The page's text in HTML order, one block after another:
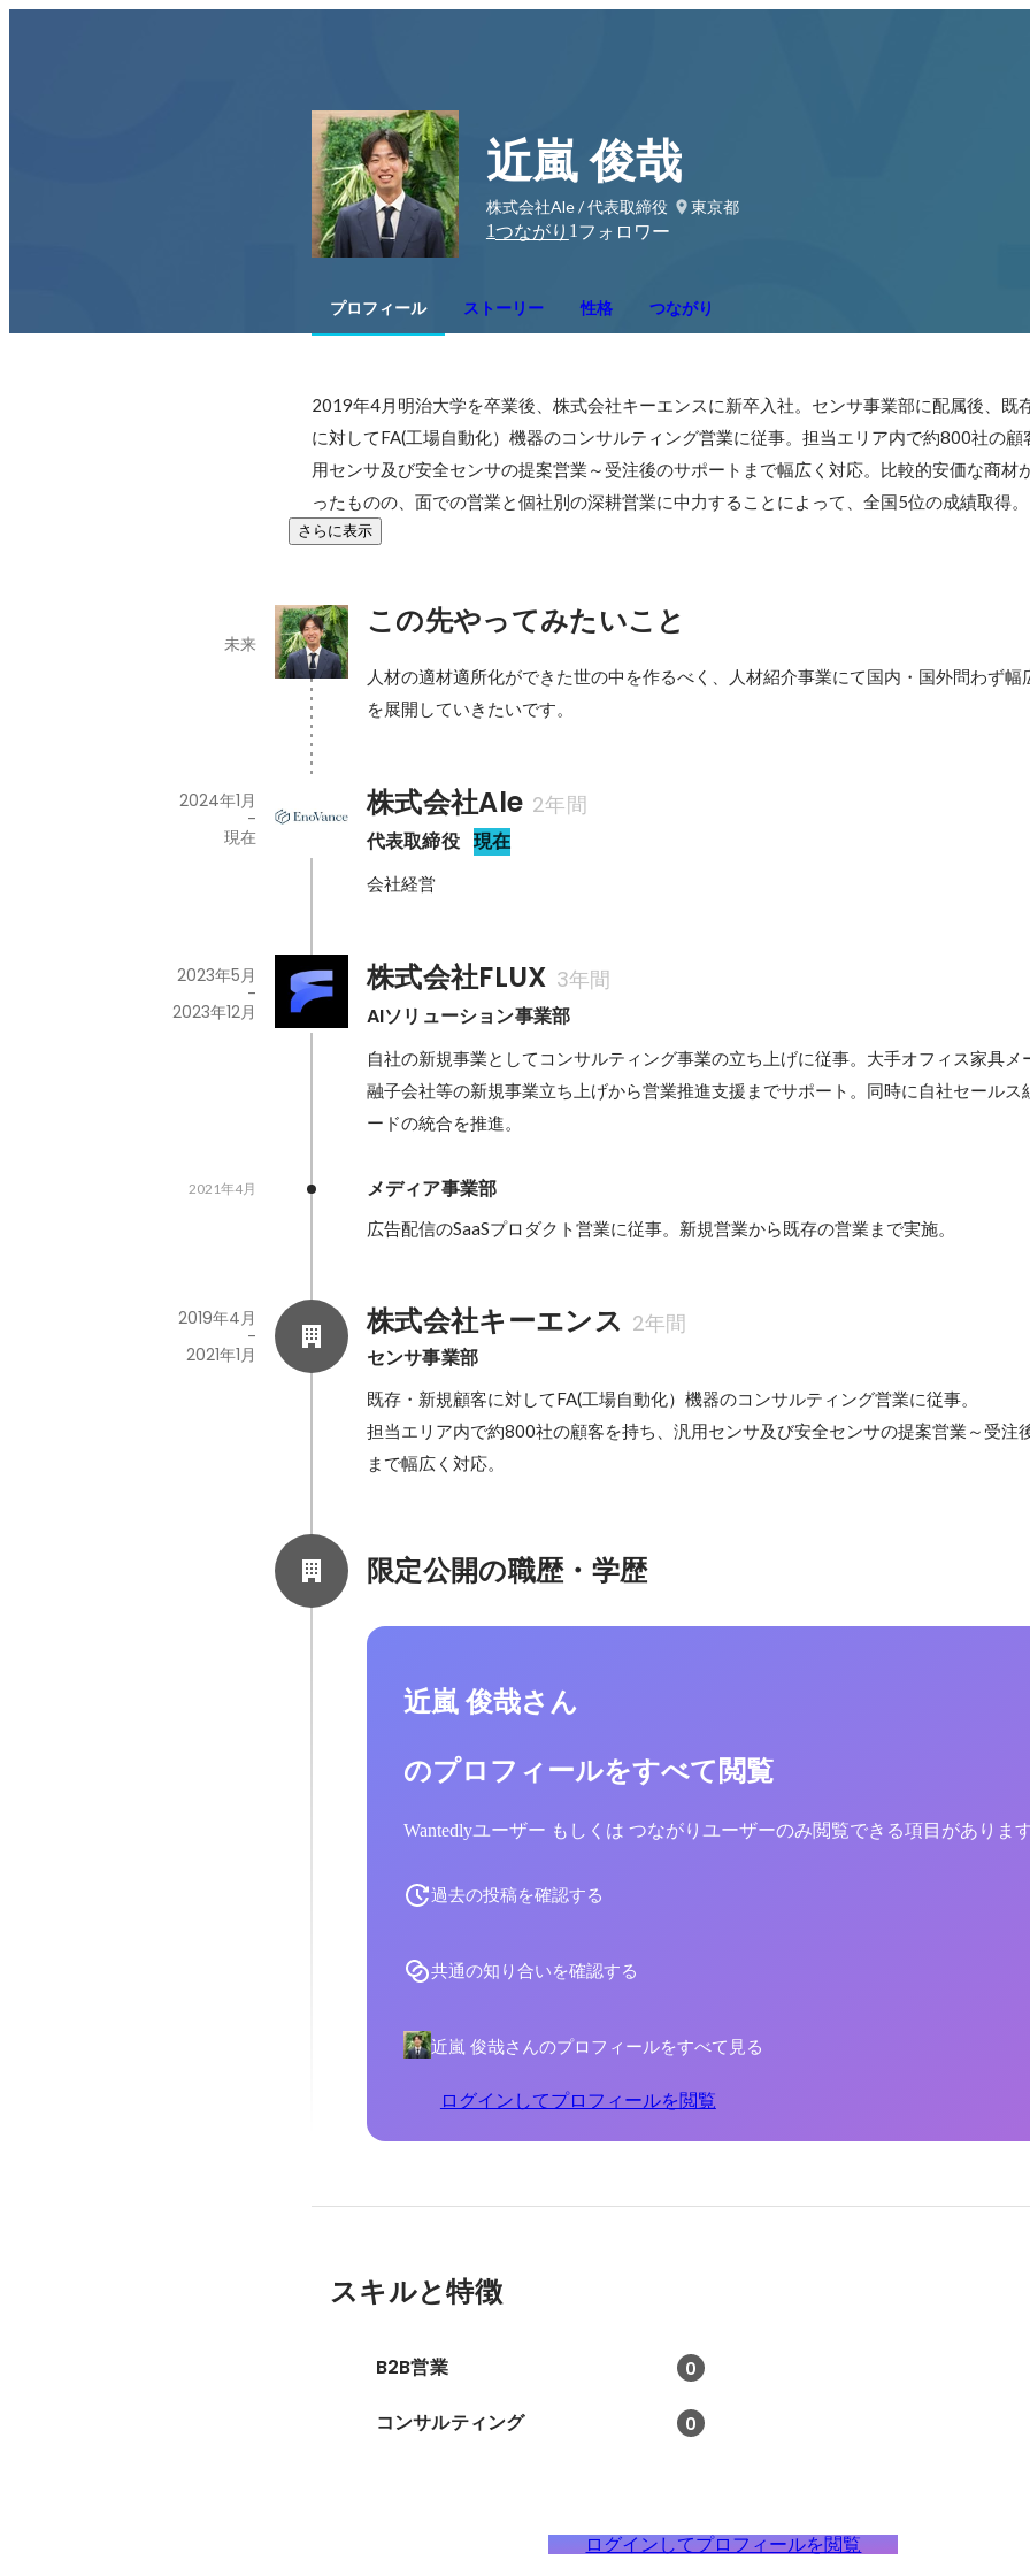
近嵐 俊哉
株式会社Ale / 代表取締役
東京都
1つながり 1 フォロワー
プロフィール ストーリー 性格 つながり
2019年4月明治大学を卒業後、株式会社キーエンスに新卒入社。センサ事業部に配属後、既
に対してFA(工場自動化）機器のコンサルティング営業に従事。担当エリア内で約800社の顧
用センサ及び安全センサの提案営業～受注後のサポートまで幅広く対応。比較的安価な商材
ったものの、面での営業と個社別の深耕営業に中力することによって、全国5位の成績取得。
さらに表示
この先やってみたいこと
未来
人材の適材適所化ができた世の中を作るべく、人材紹介事業にて国内・国外問わず幅
を展開していきたいです。
株式会社Ale 2年間
代表取締役 現在
2024年1月
-
現在
会社経営
株式会社FLUX 3年間
AIソリューション事業部
2023年5月
-
2023年12月
自社の新規事業としてコンサルティング事業の立ち上げに従事。大手オフィス家具メ
融子会社等の新規事業立ち上げから営業推進支援までサポート。同時に自社セールス
ードの統合を推進。
メディア事業部
2021年4月
広告配信のSaaSプロダクト営業に従事。新規営業から既存の営業まで実施。
株式会社キーエンス 2年間
センサ事業部
2019年4月
-
2021年1月
既存・新規顧客に対してFA(工場自動化）機器のコンサルティング営業に従事。
担当エリア内で約800社の顧客を持ち、汎用センサ及び安全センサの提案営業～受注
まで幅広く対応。
限定公開の職歴・学歴
近嵐 俊哉さん
のプロフィールをすべて閲覧
Wantedlyユーザー もしくは つながりユーザーのみ閲覧できる項目がありま
過去の投稿を確認する
共通の知り合いを確認する
近嵐 俊哉さんのプロフィールをすべて見る
ログインしてプロフィールを閲覧
スキルと特徴
B2B営業 0
コンサルティング 0
ログインしてプロフィールを閲覧